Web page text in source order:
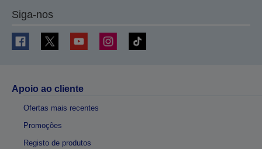
Siga-nos
Apoio ao cliente
Ofertas mais recentes
Promoções
Registo de produtos